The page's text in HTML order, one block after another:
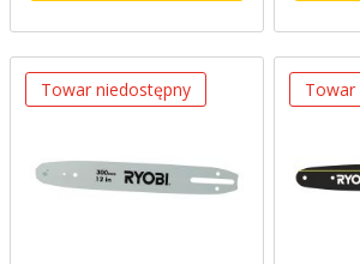
Towar niedostępny Towar